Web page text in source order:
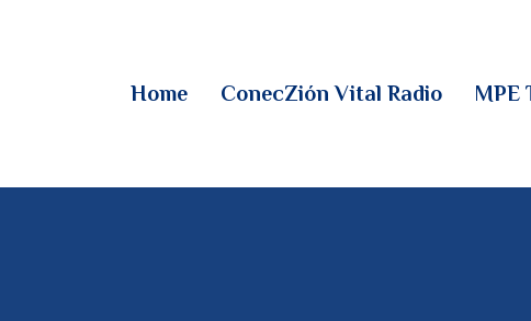
Home ConecZión Vital Radio MPE
CONECZIÓN VITAL
MPE TV